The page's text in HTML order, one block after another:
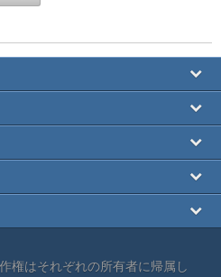
権はそれぞれの所有者に帰属し